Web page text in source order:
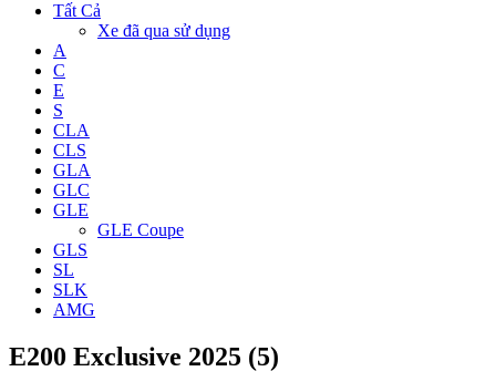
Tất Cả
Xe đã qua sử dụng
A
C
E
S
CLA
CLS
GLA
GLC
GLE
GLE Coupe
GLS
SL
SLK
AMG
E200 Exclusive 2025 (5)